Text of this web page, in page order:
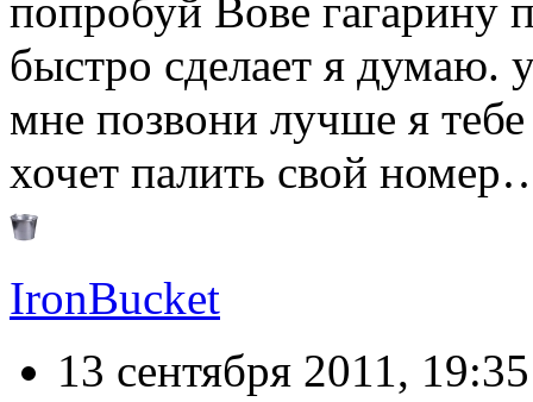
попробуй Вове гагарину
быстро сделает я думаю.
мне позвони лучше я
хочет палить свой
IronBucket
13 сентября 2011, 19:35